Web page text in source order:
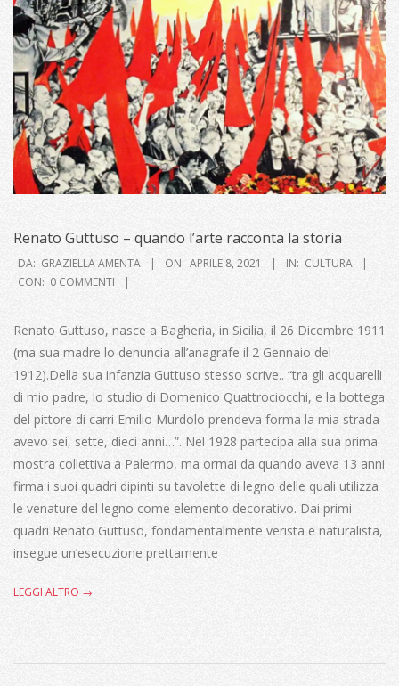
Renato Guttuso – quando l’arte racconta la storia
2021-
04-
DA: GRAZIELLA AMENTA ON: APRILE 8, 2021 IN: CULTURA
CON: 0 COMMENTI
Renato Guttuso, nasce a Bagheria, in Sicilia, il 26 Dicembre 1911
(ma sua madre lo denuncia all’anagrafe il 2 Gennaio del
1912).Della sua infanzia Guttuso stesso scrive.. “tra gli acquarelli
di mio padre, lo studio di Domenico Quattrociocchi, e la bottega
del pittore di carri Emilio Murdolo prendeva forma la mia strada
avevo sei, sette, dieci anni…”. Nel 1928 partecipa alla sua prima
mostra collettiva a Palermo, ma ormai da quando aveva 13 anni
firma i suoi quadri dipinti su tavolette di legno delle quali utilizza
le venature del legno come elemento decorativo. Dai primi
quadri Renato Guttuso, fondamentalmente verista e naturalista,
insegue un’esecuzione prettamente
LEGGI ALTRO →